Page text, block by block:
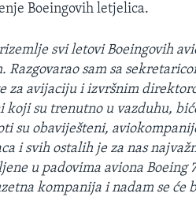
Boeingovih letjelica.
svi letovi Boeingovih
Razgovarao sam sa
za avijaciju i izvršnim
koji su trenutno u vazduhu,
su obaviješteni,
i svih ostalih je za nas
u padovima aviona Boeing
kompanija i nadam se će